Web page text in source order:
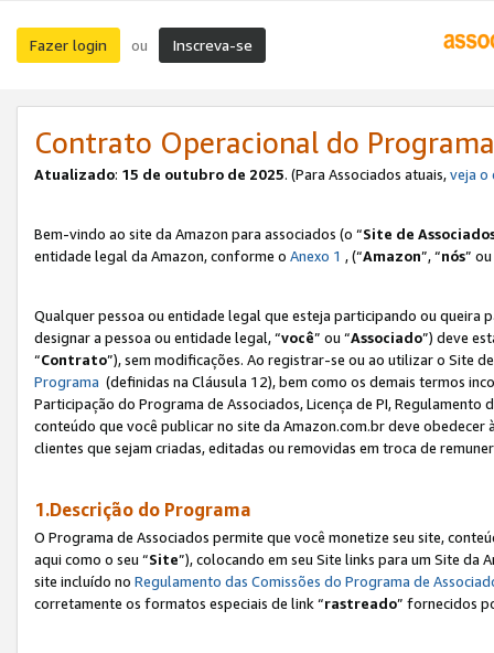
Fazer login ou Inscreva-se
Contrato Operacional do
Atualizado: 15 de outubro de 2025. (Para Associados atuais,veja o
Bem-vindo ao site da Amazon para associados (o “Site de
entidade legal da Amazon, conforme o Anexo 1 , (“Amazon”, “nós”
Qualquer pessoa ou entidade legal que esteja participando ou queira
designar a pessoa ou entidade legal, “você” ou “Associado”) deve
“Contrato”), sem modificações. Ao registrar-se ou ao utilizar o Site
Programa (definidas na Cláusula 12), bem como os demais termos
Participação do Programa de Associados, Licença de PI,
conteúdo que você publicar no site da Amazon.com.br deve
clientes que sejam criadas, editadas ou removidas em troca de
1.Descrição do Programa
O Programa de Associados permite que você monetize seu site,
aqui como o seu “Site”), colocando em seu Site links para um Site da
site incluído no Regulamento das Comissões do Programa de
corretamente os formatos especiais de link “rastreado” fornecidos